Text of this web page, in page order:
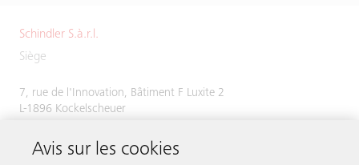
Schindler S.à.r.l.
Siège
7, rue de l'Innovation, Bâtiment F Luxite 2
L-1896 Kockelscheuer
Tél.+352 48 58 58 1
Fax +352 49 51 54
Avis sur les cookies